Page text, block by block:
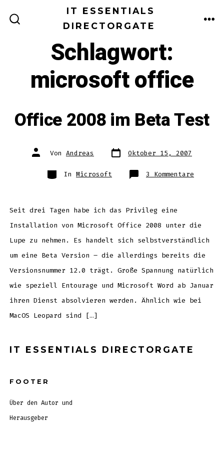
Inhalt
IT ESSENTIALS
DIRECTORGATE
Schlagwort:
microsoft office
Office 2008 im Beta Test
Autor
des Von Andreas Datum
des
Oktober 15, 2007
Kategorien
In Microsoft 3 Kommentare
Office
Seit drei Tagen habe ich das Privileg eine
Installation von Microsoft Office 2008 unter die
Lupe zu nehmen. Es handelt sich selbstverständlich
um eine Beta Version – die allerdings bereits die
Versionsnummer 12.0 trägt. Große Spannung natürlich
wie speziell Entourage und Microsoft Word ab Januar
ihren Dienst absolvieren werden. Ähnlich wie bei
MacOS Leopard sind […]
IT ESSENTIALS DIRECTORGATE
FOOTER
Über den Autor und
Herausgeber